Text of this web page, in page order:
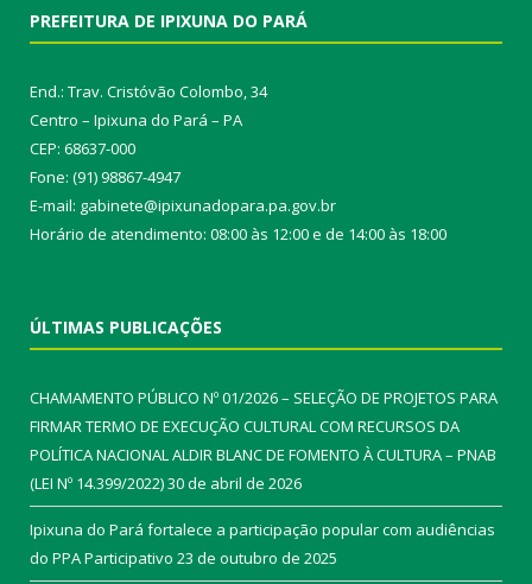
PREFEITURA DE IPIXUNA DO PARÁ
End.: Trav. Cristóvão Colombo, 34
Centro – Ipixuna do Pará – PA
CEP: 68637-000
Fone: (91) 98867-4947
E-mail: gabinete@ipixunadopara.pa.gov.br
Horário de atendimento: 08:00 às 12:00 e de 14:00 às 18:00
ÚLTIMAS PUBLICAÇÕES
CHAMAMENTO PÚBLICO Nº 01/2026 – SELEÇÃO DE PROJETOS PARA
FIRMAR TERMO DE EXECUÇÃO CULTURAL COM RECURSOS DA
POLÍTICA NACIONAL ALDIR BLANC DE FOMENTO À CULTURA – PNAB
(LEI Nº 14.399/2022)30 de abril de 2026
Ipixuna do Pará fortalece a participação popular com audiências
do PPA Participativo 23 de outubro de 2025